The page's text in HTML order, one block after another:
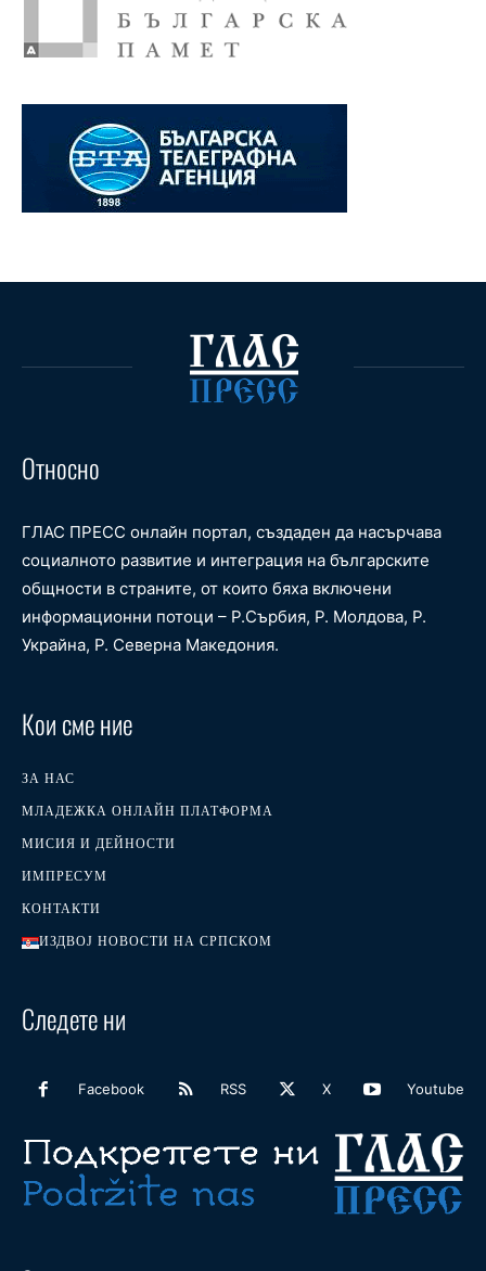
Относно
ГЛАС ПРЕСС онлайн портал, създаден да насърчава
социалното развитие и интеграция на българските
общности в страните, от които бяха включени
информационни потоци – Р.Сърбия, Р. Молдова, Р.
Украйна, Р. Северна Македония.
Кои сме ние
ЗА НАС
МЛАДЕЖКА ОНЛАЙН ПЛАТФОРМА
МИСИЯ И ДЕЙНОСТИ
ИМПРЕСУМ
КОНТАКТИ
ИЗДВОЈ НОВОСТИ НА СРПСКОМ
Следете ни
Facebook RSS X Youtube